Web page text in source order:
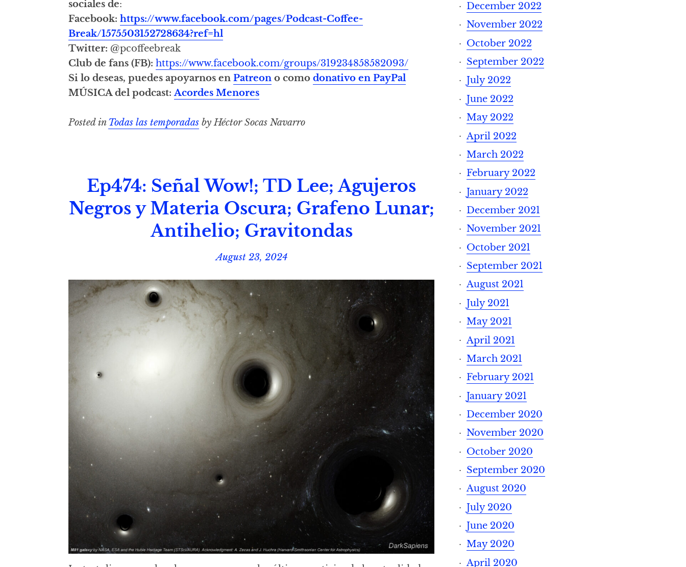
sociales de:
Facebook:https://www.facebook.com/pages/Podcast-Coffee-
Break/1575503152728634?ref=hl
Twitter: @pcoffeebreak
Club de fans (FB):https://www.facebook.com/groups/319234858582093/
Si lo deseas, puedes apoyarnos enPatreon o comodonativo en PayPal
MÚSICA del podcast:Acordes Menores
Posted inTodas las temporadas by Héctor Socas Navarro
Ep474: Señal Wow!; TD Lee; Agujeros
Negros y Materia Oscura; Grafeno Lunar;
Antihelio; Gravitondas
August 23, 2024
December 2022
November 2022
October 2022
September 2022
July 2022
June 2022
May 2022
April 2022
March 2022
February 2022
January 2022
December 2021
November 2021
October 2021
September 2021
August 2021
July 2021
May 2021
April 2021
March 2021
February 2021
January 2021
December 2020
November 2020
October 2020
September 2020
August 2020
July 2020
June 2020
May 2020
April 2020